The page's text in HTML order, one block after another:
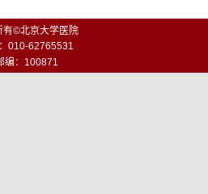
有©北京大学医院
010-62765531
编：100871